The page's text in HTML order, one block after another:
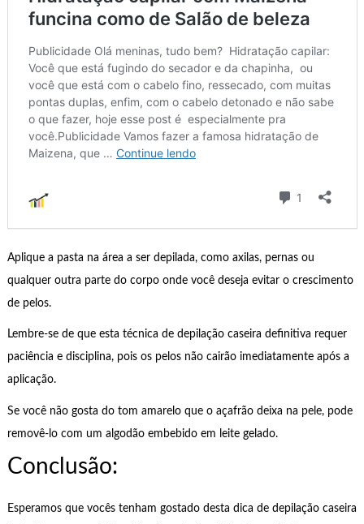
Aplique a pasta na área a ser depilada, como axilas, pernas ou
qualquer outra parte do corpo onde você deseja evitar o crescimento
de pelos.
Lembre-se de que esta técnica de depilação caseira definitiva requer
paciência e disciplina, pois os pelos não cairão imediatamente após a
aplicação.
Se você não gosta do tom amarelo que o açafrão deixa na pele, pode
removê-lo com um algodão embebido em leite gelado.
Conclusão:
Esperamos que vocês tenham gostado desta dica de depilação caseira